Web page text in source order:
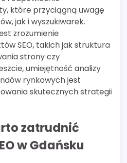
które przyciągną uwagę
jak i wyszukiwarek.
zrozumienie
SEO, takich jak struktura
strony czy
umiejętność analizy
rynkowych jest
skutecznych strategii
zatrudnić
w Gdańsku